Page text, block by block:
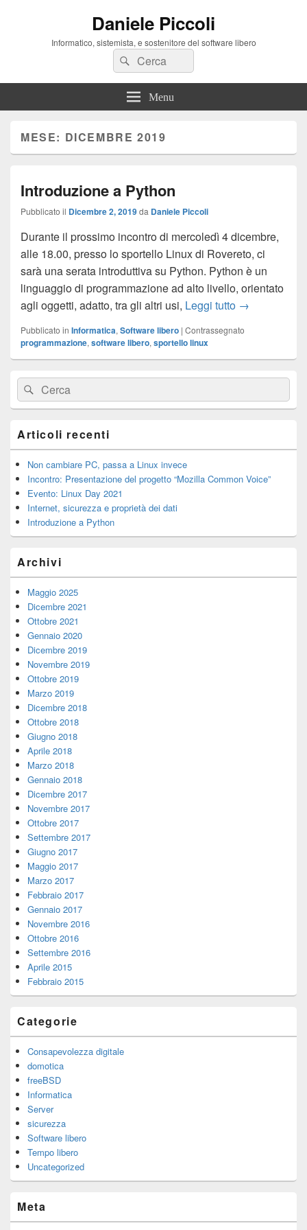
Daniele Piccoli
Informatico, sistemista, e sostenitore del software libero
Cerca:Cerca
Menu
MESE: DICEMBRE 2019
Introduzione a Python
Pubblicato il Dicembre 2, 2019da Daniele Piccoli
Durante il prossimo incontro di mercoledì 4 dicembre,
alle 18.00, presso lo sportello Linux di Rovereto, ci
sarà una serata introduttiva su Python. Python è un
linguaggio di programmazione ad alto livello, orientato
agli oggetti, adatto, tra gli altri usi, Leggi tutto Introduzione
→
Pubblicato in Informatica, Software libero | Contrassegnato
programmazione, software libero, sportello linux
Area
widget
barra
laterale
Cerca:Cerca
Articoli recenti
Non cambiare PC, passa a Linux invece
Incontro: Presentazione del progetto “Mozilla Common Voice”
Evento: Linux Day 2021
Internet, sicurezza e proprietà dei dati
Introduzione a Python
Archivi
Maggio 2025
Dicembre 2021
Ottobre 2021
Gennaio 2020
Dicembre 2019
Novembre 2019
Ottobre 2019
Marzo 2019
Dicembre 2018
Ottobre 2018
Giugno 2018
Aprile 2018
Marzo 2018
Gennaio 2018
Dicembre 2017
Novembre 2017
Ottobre 2017
Settembre 2017
Giugno 2017
Maggio 2017
Marzo 2017
Febbraio 2017
Gennaio 2017
Novembre 2016
Ottobre 2016
Settembre 2016
Aprile 2015
Febbraio 2015
Categorie
Consapevolezza digitale
domotica
freeBSD
Informatica
Server
sicurezza
Software libero
Tempo libero
Uncategorized
Meta